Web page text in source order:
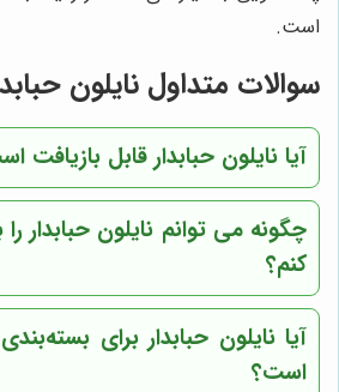
است.
سوالات متداول نایلون
آیا نایلون حبابدار قابل بازیافت
چگونه می توانم نایلون حبابدار
کنم؟
آیا نایلون حبابدار برای
است؟